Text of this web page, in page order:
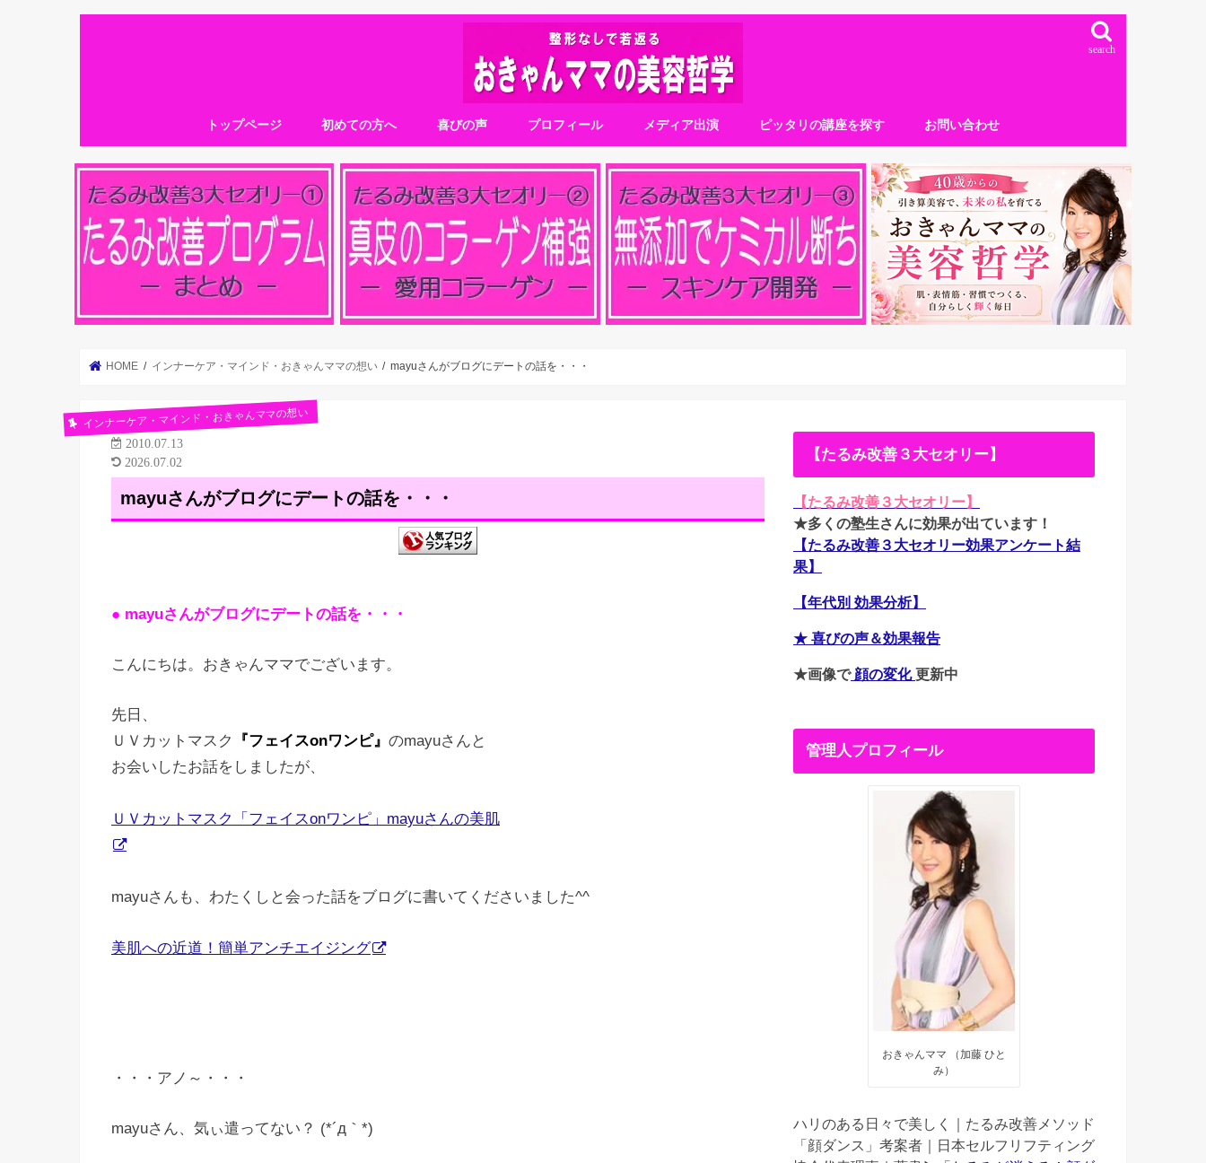
search
トップページ 初めての方へ 喜びの声 プロフィール メディア出演 ピッタリの講座を探す お問い合わせ
HOME インナーケア・マインド・おきゃんママの想い mayuさんがブログにデートの話を・・・
インナーケア・マインド・おきゃんママの想い
2010.07.13
2026.07.02
mayuさんがブログにデートの話を・・・
● mayuさんがブログにデートの話を・・・
こんにちは。おきゃんママでございます。
先日、
ＵＶカットマスク
『フェイスonワンピ』 のmayuさんと
お会いしたお話をしましたが、
ＵＶカットマスク「フェイスonワンピ」mayuさんの美肌
mayuさんも、わたくしと会った話をブログに書いてくださいました^^
美肌への近道！簡単アンチエイジング
・・・アノ～・・・
mayuさん、気ぃ遣ってない？ (*´д｀*)
【たるみ改善３大セオリー】
【たるみ改善３大セオリー】
★多くの塾生さんに効果が出ています！
【たるみ改善３大セオリー効果アンケート結
果】
【年代別 効果分析】
★ 喜びの声＆効果報告
★画像で顔の変化更新中
管理人プロフィール
おきゃんママ （加藤 ひと
み）
ハリのある日々で美しく｜たるみ改善メソッド
「顔ダンス」考案者｜日本セルフリフティング